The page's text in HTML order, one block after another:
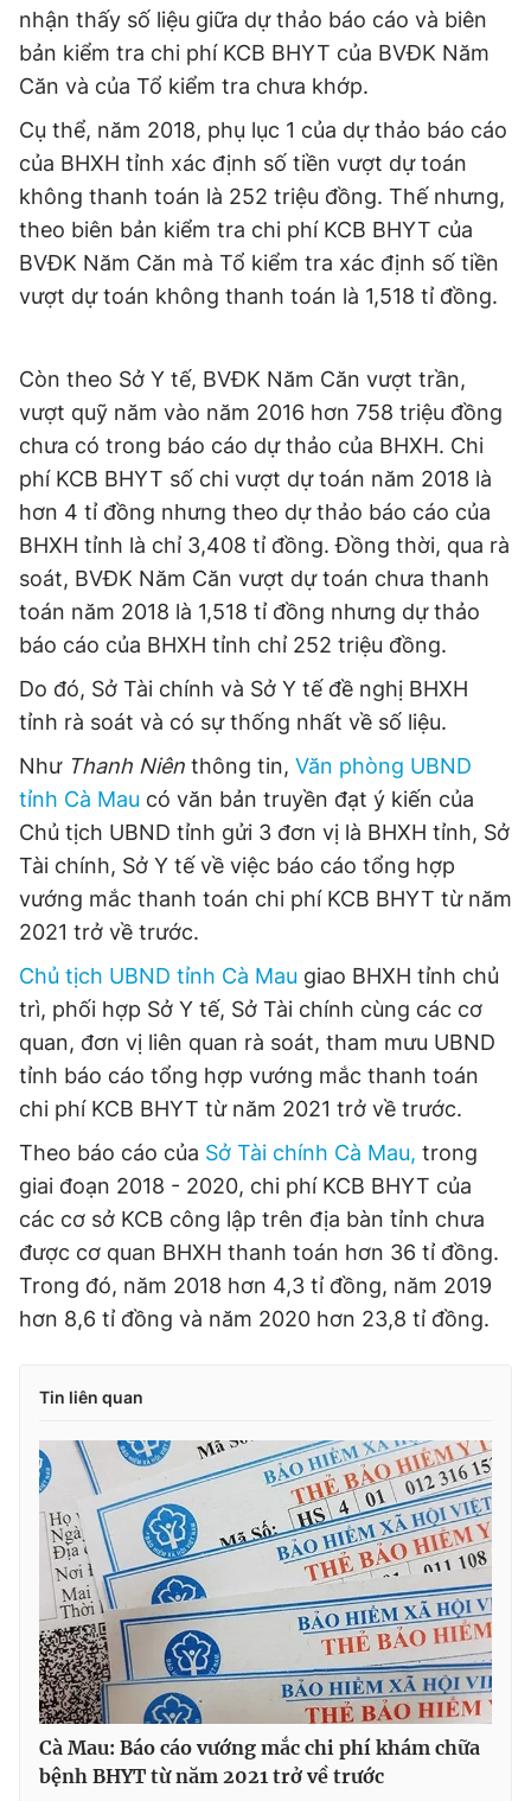
Đặt báo Quảng cáo RSS Tòa soạn Chính sách bảo
Tổng biên tập: Nguyễn Ngọc Toàn
Phó tổng biên tập thường trực: Hải Thành
Phó tổng biên tập: Trần Việt Hưng
Tổng thư ký tòa soạn: Đức Trung
Giấy phép xuất bản số 110/GP - BTTTT cấp ngày 24.3.2020
© 2003-2026 Bản quyền thuộc về Báo Thanh Niên. Cấm sao
chép dưới mọi hình thức nếu không có sự chấp thuận bằng văn
bản. Phát triển bởi ePi Technologies, JSC.
nhận thấy số liệu giữa dự thảo báo cáo và biên
bản kiểm tra chi phí KCB BHYT của BVĐK Năm
Căn và của Tổ kiểm tra chưa khớp.
Cụ thể, năm 2018, phụ lục 1 của dự thảo báo cáo
của BHXH tỉnh xác định số tiền vượt dự toán
không thanh toán là 252 triệu đồng. Thế nhưng,
theo biên bản kiểm tra chi phí KCB BHYT của
BVĐK Năm Căn mà Tổ kiểm tra xác định số tiền
vượt dự toán không thanh toán là 1,518 tỉ đồng.
Còn theo Sở Y tế, BVĐK Năm Căn vượt trần,
vượt quỹ năm vào năm 2016 hơn 758 triệu đồng
chưa có trong báo cáo dự thảo của BHXH. Chi
phí KCB BHYT số chi vượt dự toán năm 2018 là
hơn 4 tỉ đồng nhưng theo dự thảo báo cáo của
BHXH tỉnh là chỉ 3,408 tỉ đồng. Đồng thời, qua rà
soát, BVĐK Năm Căn vượt dự toán chưa thanh
toán năm 2018 là 1,518 tỉ đồng nhưng dự thảo
báo cáo của BHXH tỉnh chỉ 252 triệu đồng.
Do đó, Sở Tài chính và Sở Y tế đề nghị BHXH
tỉnh rà soát và có sự thống nhất về số liệu.
Như Thanh Niên thông tin, Văn phòng UBND
tỉnh Cà Mau có văn bản truyền đạt ý kiến của
Chủ tịch UBND tỉnh gửi 3 đơn vị là BHXH tỉnh, Sở
Tài chính, Sở Y tế về việc báo cáo tổng hợp
vướng mắc thanh toán chi phí KCB BHYT từ năm
2021 trở về trước.
Chủ tịch UBND tỉnh Cà Mau giao BHXH tỉnh chủ
trì, phối hợp Sở Y tế, Sở Tài chính cùng các cơ
quan, đơn vị liên quan rà soát, tham mưu UBND
tỉnh báo cáo tổng hợp vướng mắc thanh toán
chi phí KCB BHYT từ năm 2021 trở về trước.
Theo báo cáo của Sở Tài chính Cà Mau, trong
giai đoạn 2018 - 2020, chi phí KCB BHYT của
các cơ sở KCB công lập trên địa bàn tỉnh chưa
được cơ quan BHXH thanh toán hơn 36 tỉ đồng.
Trong đó, năm 2018 hơn 4,3 tỉ đồng, năm 2019
hơn 8,6 tỉ đồng và năm 2020 hơn 23,8 tỉ đồng.
Tin liên quan
Cà Mau: Báo cáo vướng mắc chi phí khám chữa
bệnh BHYT từ năm 2021 trở về trước